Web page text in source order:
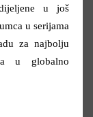
u još
u serijama
za najbolju
u globalno